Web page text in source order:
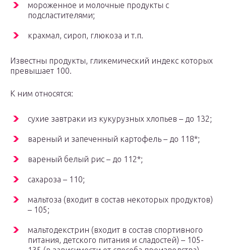
мороженное и молочные продукты с
подсластителями;
крахмал, сироп, глюкоза и т.п.
Известны продукты, гликемический индекс которых
превышает 100.
К ним относятся:
сухие завтраки из кукурузных хлопьев – до 132;
вареный и запеченный картофель – до 118*;
вареный белый рис – до 112*;
сахароза – 110;
мальтоза (входит в состав некоторых продуктов)
– 105;
мальтодекстрин (входит в состав спортивного
питания, детского питания и сладостей) – 105-